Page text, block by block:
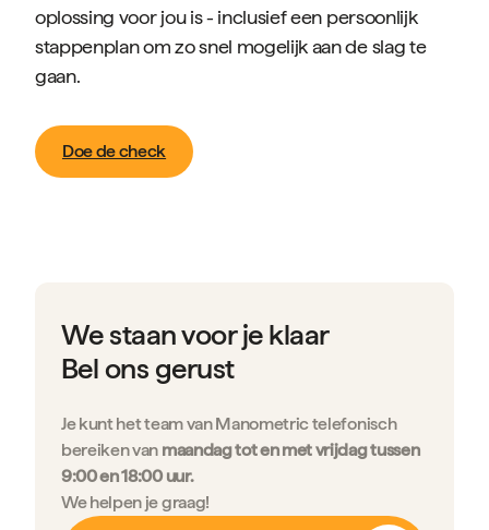
oplossing voor jou is - inclusief een persoonlijk
stappenplan om zo snel mogelijk aan de slag te
gaan.
Doe de check
We staan voor je klaar
Bel ons gerust
Je kunt het team van Manometric telefonisch
bereiken van maandag tot en met vrijdag tussen
9:00 en 18:00 uur.
We helpen je graag!